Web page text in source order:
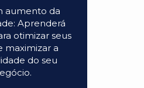
aumento da
Aprenderá
otimizar seus
maximizar a
do seu